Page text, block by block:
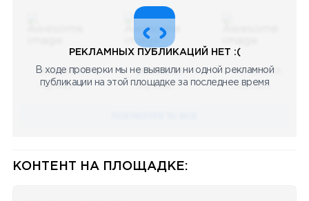
08.05.2023
Научный
08.05.2023
Научный
08.05.2023
Научный
РЕКЛАМНЫХ ПУБЛИКАЦИЙ НЕТ :(
В ходе проверки мы не выявили ни одной рекламной
публикации на этой площадке за последнее время
КОНТЕНТ НА ПЛОЩАДКЕ: